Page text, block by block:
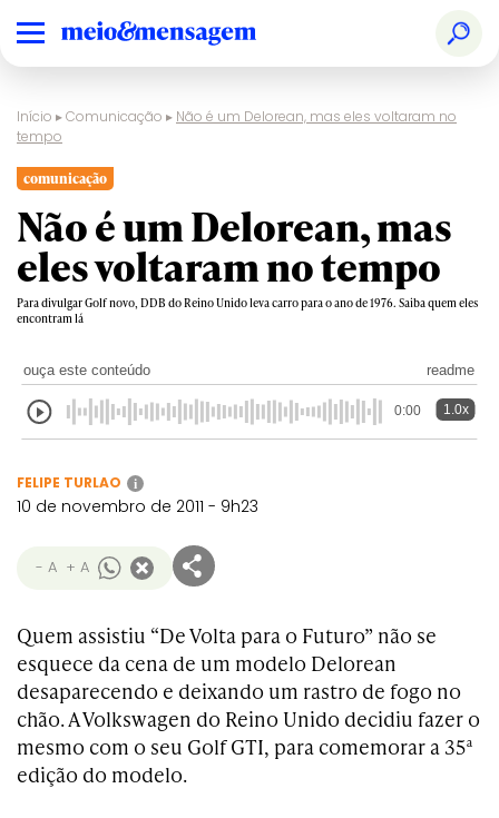
Início ▸Comunicação ▸ Não é um Delorean, mas eles voltaram no
tempo
comunicação
Não é um Delorean, mas
eles voltaram no tempo
Para divulgar Golf novo, DDB do Reino Unido leva carro para o ano de 1976. Saiba quem eles
encontram lá
ouça este conteúdo readme
0:00 1.0x
FELIPE TURLAO i
10 de novembro de 2011 - 9h23
- A + A
Quem assistiu “De Volta para o Futuro” não se
esquece da cena de um modelo Delorean
desaparecendo e deixando um rastro de fogo no
chão. A Volkswagen do Reino Unido decidiu fazer o
mesmo com o seu Golf GTI, para comemorar a 35ª
edição do modelo.